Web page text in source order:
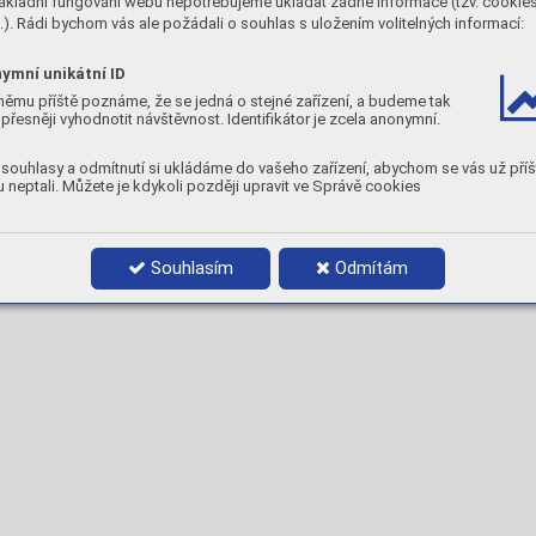
Rádi bychom vás ale požádali o souhlas s uložením volitelných informací:
unikátní ID
příště poznáme, že se jedná o stejné zařízení, a budeme tak
vyhodnotit návštěvnost. Identifikátor je zcela anonymní.
a odmítnutí si ukládáme do vašeho zařízení, abychom se vás už
neptali. Můžete je kdykoli později upravit ve Správě cookies
Souhlasím Odmítám
2,0 x 1000
2,4 x 1000 5 kg